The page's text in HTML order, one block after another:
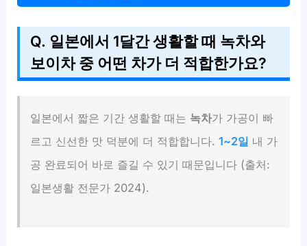
Q. 일본에서 1달간 생활할 때 녹차와
보이차 중 어떤 차가 더 적합한가요?
일본에서 짧은 기간 생활할 때는 녹차가 가공이 빠
르고 신선한 맛 덕분에 더 적합합니다.1~2일 내 가
공 완료되어 바로 즐길 수 있기 때문입니다 (출처:
일본생활 전문가 2024).